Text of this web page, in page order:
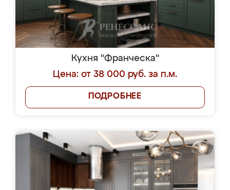
Кухня "Франческа"
Цена: от 38 000 руб. за п.м.
ПОДРОБНЕЕ